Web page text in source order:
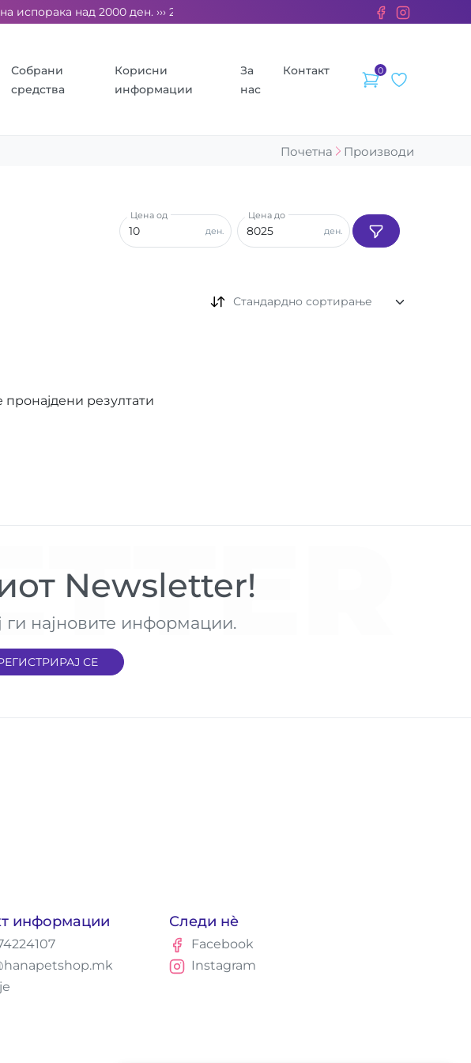
испорака над 2000 ден. ››› 2% од секоја сметка се донираат за бездомните
Собрани
средства
Корисни
информации
За
нас
Контакт 0
Почетна Производи
ден.
Цена од
ден.
Цена до
Стандардно сортирање
пронајдени резултати
Newsletter!
ги најновите информации.
СЕ
информации Следи нè
Facebook
Instagram